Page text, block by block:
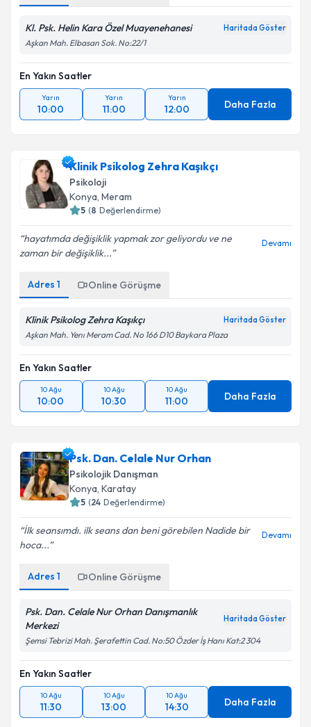
Kl. Psk. Helin Kara Özel Muayenehanesi Haritada Göster
Aşkan Mah. Elbasan Sok. No:22/1
En Yakın Saatler
Yarın
10:00
Yarın
11:00
Yarın
12:00 Daha Fazla
Klinik Psikolog Zehra Kaşıkçı
Psikoloji
Konya, Meram
5 (8 Değerlendirme)
hayatımda değişiklik yapmak zor geliyordu ve ne
zaman bir değişiklik...
Devamı
Adres 1 Online Görüşme
Klinik Psikolog Zehra Kaşıkçı Haritada Göster
Aşkan Mah. Yenı Meram Cad. No 166 D10 Baykara Plaza
En Yakın Saatler
10 Ağu
10:00
10 Ağu
10:30
10 Ağu
11:00 Daha Fazla
Psk. Dan. Celale Nur Orhan
Psikolojik Danışman
Konya, Karatay
5 (24 Değerlendirme)
İlk seansımdı. ilk seans dan beni görebilen Nadide bir
hoca...
Devamı
Adres 1 Online Görüşme
Psk. Dan. Celale Nur Orhan Danışmanlık
Merkezi
Haritada Göster
Şemsi Tebrizi Mah. Şerafettin Cad. No:50 Özder İş Hanı Kat:2 304
En Yakın Saatler
10 Ağu
11:30
10 Ağu
13:00
10 Ağu
14:30 Daha Fazla